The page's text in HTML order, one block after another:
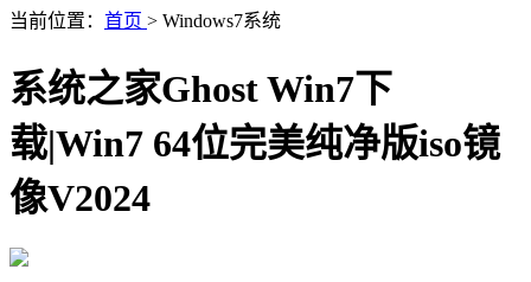
当前位置： 首页 > Windows7系统
系统之家Ghost Win7下
载|Win7 64位完美纯净版iso镜
像V2024